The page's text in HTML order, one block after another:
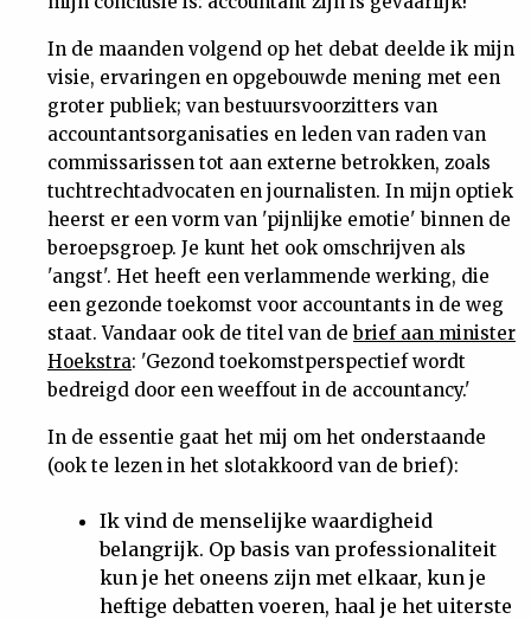
Magazine
Podcast
Dossiers
Nieuwsbrief
Contact
In de maanden volgend op het debat deelde ik mijn
visie, ervaringen en opgebouwde mening met een
groter publiek; van bestuursvoorzitters van
accountantsorganisaties en leden van raden van
commissarissen tot aan externe betrokken, zoals
tuchtrechtadvocaten en journalisten. In mijn optiek
heerst er een vorm van 'pijnlijke emotie' binnen de
beroepsgroep. Je kunt het ook omschrijven als
'angst'. Het heeft een verlammende werking, die
een gezonde toekomst voor accountants in de weg
staat. Vandaar ook de titel van debrief aan minister
Hoekstra: 'Gezond toekomstperspectief wordt
bedreigd door een weeffout in de accountancy.'
In de essentie gaat het mij om het onderstaande
(ook te lezen in het slotakkoord van de brief):
Ik vind de menselijke waardigheid
belangrijk. Op basis van professionaliteit
kun je het oneens zijn met elkaar, kun je
heftige debatten voeren, haal je het uiterste